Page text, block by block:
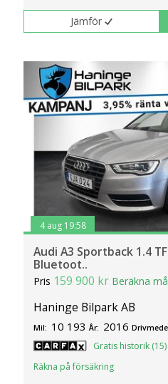
Jämför
4 aug 19:58
Audi A3 Sportback 1.4
Bluetoot..
Pris 159 900 kr Beräkna
Haninge Bilpark AB
Mil: 10 193 År: 2016
Gratis historik (15)
Räkna på försäkring